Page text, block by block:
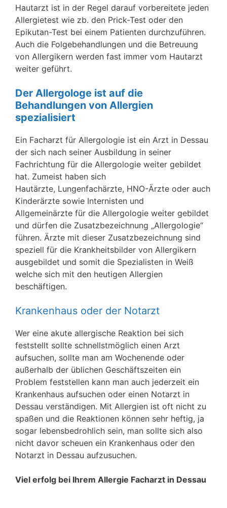
Hautarzt ist in der Regel darauf vorbereitete jeden
Allergietest wie zb. den Prick-Test oder den
Epikutan-Test bei einem Patienten durchzuführen.
Auch die Folgebehandlungen und die Betreuung
von Allergikern werden fast immer vom Hautarzt
weiter geführt.
Der Allergologe ist auf die
Behandlungen von Allergien
spezialisiert
Ein Facharzt für Allergologie ist ein Arzt in Dessau
der sich nach seiner Ausbildung in seiner
Fachrichtung für die Allergologie weiter gebildet
hat. Zumeist haben sich
Hautärzte, Lungenfachärzte, HNO-Ärzte oder auch
Kinderärzte sowie Internisten und
Allgemeinärzte für die Allergologie weiter gebildet
und dürfen die Zusatzbezeichnung „Allergologie“
führen. Ärzte mit dieser Zusatzbezeichnung sind
speziell für die Krankheitsbilder von Allergikern
ausgebildet und somit die Spezialisten in Weiß
welche sich mit den heutigen Allergien
beschäftigen.
Krankenhaus oder der Notarzt
Wer eine akute allergische Reaktion bei sich
feststellt sollte schnellstmöglich einen Arzt
aufsuchen, sollte man am Wochenende oder
außerhalb der üblichen Geschäftszeiten ein
Problem feststellen kann man auch jederzeit ein
Krankenhaus aufsuchen oder einen Notarzt in
Dessau verständigen. Mit Allergien ist oft nicht zu
spaßen und die Reaktionen können sehr heftig, ja
sogar lebensbedrohlich sein, man sollte sich also
nicht davor scheuen ein Krankenhaus oder den
Notarzt in Dessau aufzusuchen.
Viel erfolg bei Ihrem Allergie Facharzt in Dessau